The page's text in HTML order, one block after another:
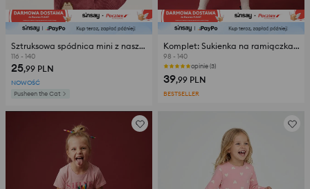
Sztruksowa spódnica mini z naszywkami Pusheen the Cat
116 - 140
25,99 PLN
NOWOŚĆ
Pusheen the Cat
Komplet: Sukienka na ramiączkach z koszulką
98 - 140
opinie (3)
39,99 PLN
BESTSELLER